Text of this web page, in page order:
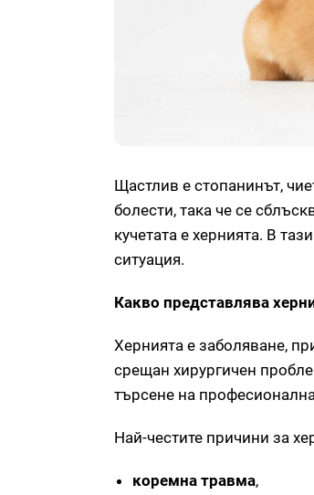
Щастлив е стопанинът,
болести, така че се
кучетата е хернията. В
ситуация.
Какво представлява
Хернията е заболяване,
срещан хирургичен
търсене на
Най-честите причини за
коремна травма,